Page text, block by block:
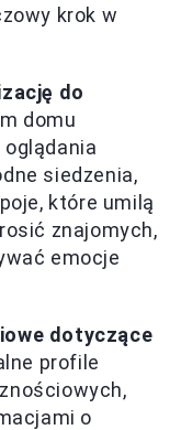
krok w
do
domu
siedzenia,
które umilą
znajomych,
emocje
dotyczące
profile
o